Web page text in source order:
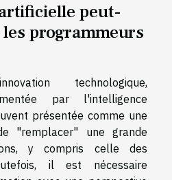
peut-
programmeurs
technologique,
par l'intelligence
présentée comme une
"remplacer" une grande
y compris celle des
il est nécessaire